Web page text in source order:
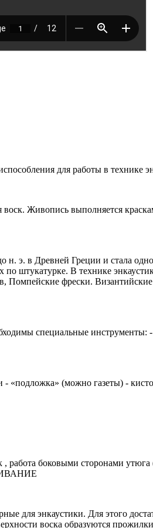
для работы в технике
Живопись выполняется
э. в Древней Греции и стала
штукатурке. В технике
Помпейские фрески.
специальные инструменты:
- «подложка» (можно газеты) -
боковыми сторонами
энкаустики. Для этого
воска образуются